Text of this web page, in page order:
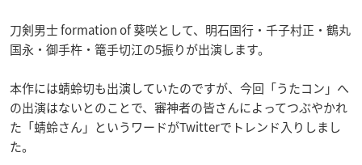
刀剣男士 formation of 葵咲として、明石国行・千子村正・鶴丸
国永・御手杵・篭手切江の5振りが出演します。
本作には蜻蛉切も出演していたのですが、今回「うたコン」へ
の出演はないとのことで、審神者の皆さんによってつぶやかれ
た「蜻蛉さん」というワードがTwitterでトレンド入りしまし
た。